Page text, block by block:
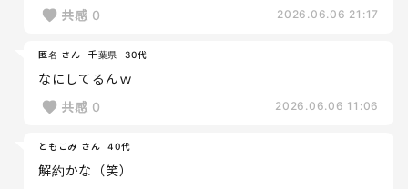
共感 0 2026.06.06 21:17
匿名 さん 千葉県 30代
なにしてるんｗ
共感 0 2026.06.06 11:06
ともこみ さん 40代
解約かな（笑）